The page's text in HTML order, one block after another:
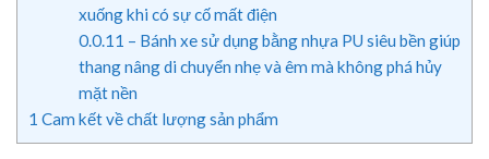
xuống khi có sự cố mất điện
0.0.11 – Bánh xe sử dụng bằng nhựa PU siêu bền giúp
thang nâng di chuyển nhẹ và êm mà không phá hủy
mặt nền
1 Cam kết về chất lượng sản phẩm